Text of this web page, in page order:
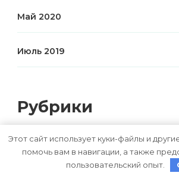
Май 2020
Июль 2019
Рубрики
Авторубрика
Этот сайт использует куки-файлы и
помочь вам в навигации, а также
пользовательский опыт.